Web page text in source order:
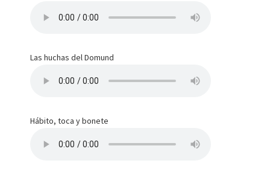
Las huchas del Domund
Hábito, toca y bonete